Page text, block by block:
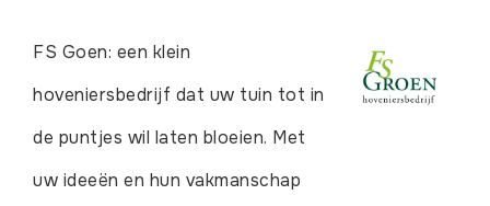
FS Goen: een klein
hoveniersbedrijf dat uw tuin tot in
de puntjes wil laten bloeien. Met
uw ideeën en hun vakmanschap